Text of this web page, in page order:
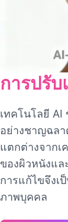
การปรับ
เทคโนโลยี AI
อย่างชาญฉลา
แตกต่างจากเ
ของผิวหนังแ
การแก้ไขจึงเ
ภาพบุคคล